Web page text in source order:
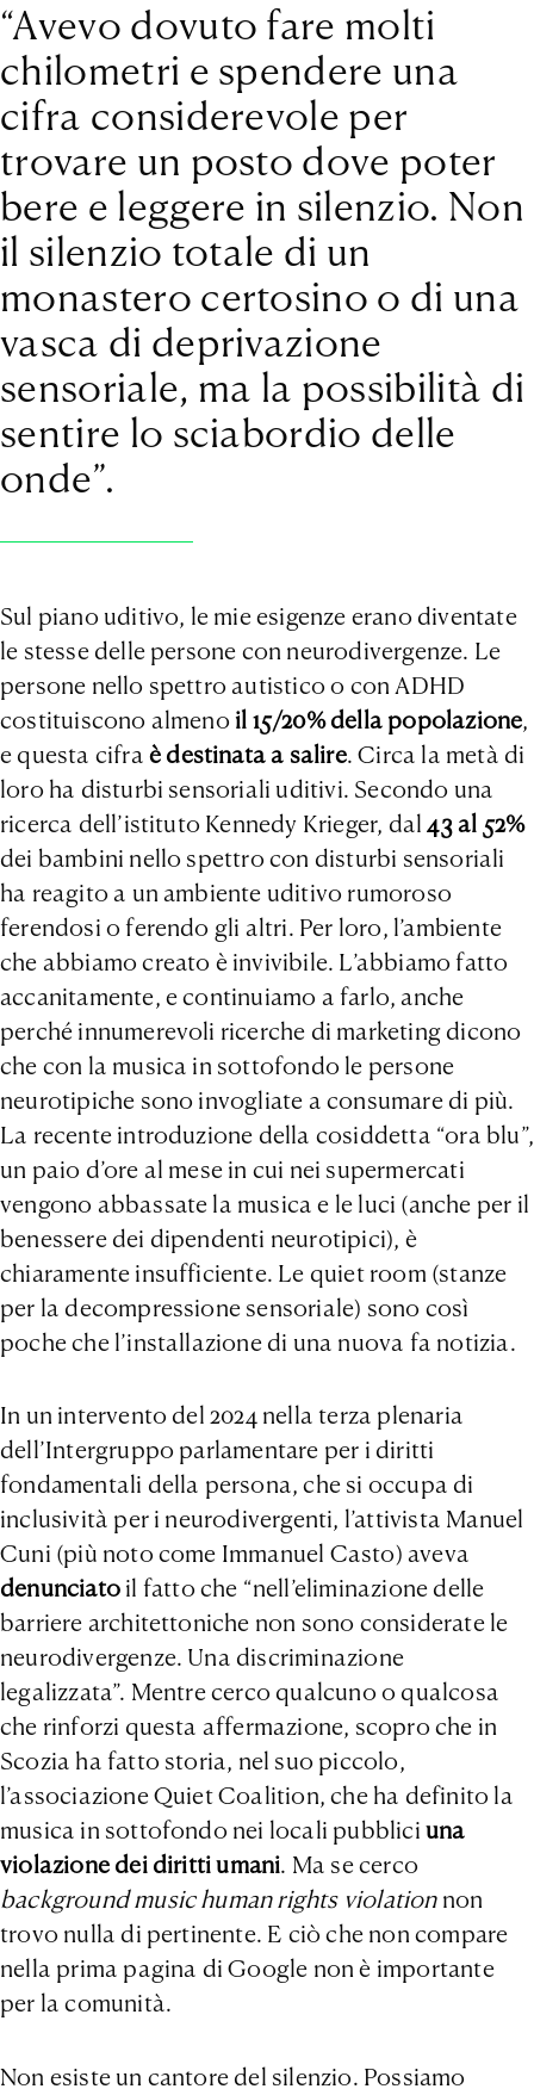
“Avevo dovuto fare molti
chilometri e spendere una
cifra considerevole per
trovare un posto dove poter
bere e leggere in silenzio. Non
il silenzio totale di un
monastero certosino o di una
vasca di deprivazione
sensoriale, ma la possibilità di
sentire lo sciabordio delle
onde”.
Sul piano uditivo, le mie esigenze erano diventate
le stesse delle persone con neurodivergenze. Le
persone nello spettro autistico o con ADHD
costituiscono almenoil 15/20% della popolazione,
e questa cifra è destinata a salire. Circa la metà di
loro ha disturbi sensoriali uditivi. Secondo una
ricerca dell’istituto Kennedy Krieger, dal43 al 52%
dei bambini nello spettro con disturbi sensoriali
ha reagito a un ambiente uditivo rumoroso
ferendosi o ferendo gli altri. Per loro, l’ambiente
che abbiamo creato è invivibile. L’abbiamo fatto
accanitamente, e continuiamo a farlo, anche
perché innumerevoli ricerche di marketing dicono
che con la musica in sottofondo le persone
neurotipiche sono invogliate a consumare di più.
La recente introduzione della cosiddetta “ora blu”,
un paio d’ore al mese in cui nei supermercati
vengono abbassate la musica e le luci (anche per il
benessere dei dipendenti neurotipici), è
chiaramente insufficiente. Le quiet room (stanze
per la decompressione sensoriale) sono così
poche che l’installazione di una nuova fa notizia.
In un intervento del 2024 nella terza plenaria
dell’Intergruppo parlamentare per i diritti
fondamentali della persona, che si occupa di
inclusività per i neurodivergenti, l’attivista Manuel
Cuni (più noto come Immanuel Casto) aveva
denunciato il fatto che “nell’eliminazione delle
barriere architettoniche non sono considerate le
neurodivergenze. Una discriminazione
legalizzata”. Mentre cerco qualcuno o qualcosa
che rinforzi questa affermazione, scopro che in
Scozia ha fatto storia, nel suo piccolo,
l’associazione Quiet Coalition, che ha definito la
musica in sottofondo nei locali pubblici una
violazione dei diritti umani. Ma se cerco
background music human rights violationnon
trovo nulla di pertinente. E ciò che non compare
nella prima pagina di Google non è importante
per la comunità.
Non esiste un cantore del silenzio. Possiamo